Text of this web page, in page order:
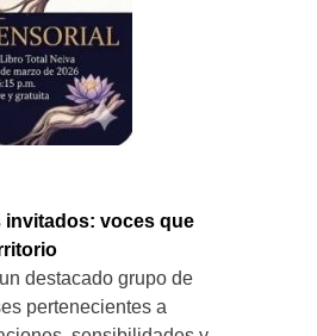
invitados: voces que
destacado grupo de
pertenecientes a